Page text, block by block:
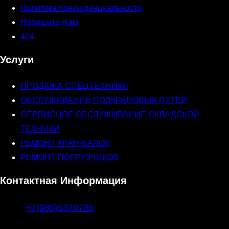
Политика Конфиденциальности
Напишите Нам
404
Услуги
ПРОДАЖА СПЕЦТЕХНИКИ
ОБСЛУЖИВАНИЕ ПОДКРАНОВЫХ ПУТЕЙ
СЕРВИСНОЕ ОБСЛУЖИВАНИЕ СКЛАДСКОЙ
ТЕХНИКИ
РЕМОНТ КРАН-БАЛОК
РЕМОНТ ПОГРУЗЧИКОВ
Контактная Информация
+7(985)5379735